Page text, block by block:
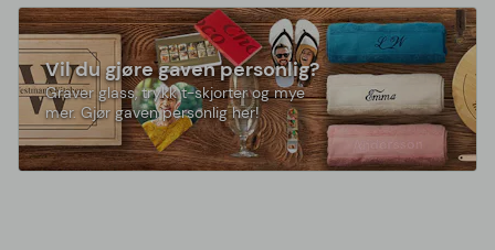
Vil du gjøre gaven personlig?
Graver glass, trykk t-skjorter og mye
mer. Gjør gaven personlig her!